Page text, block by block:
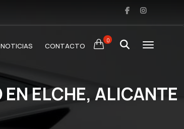
0
NOTICIAS CONTACTO
ELCHE, ALICANTE